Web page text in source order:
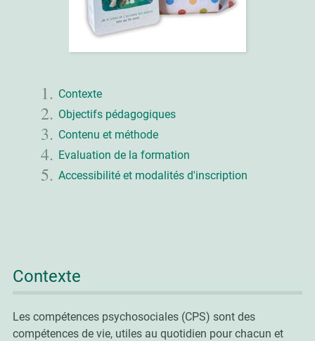
Contexte
Objectifs pédagogiques
Contenu et méthode
Evaluation de la formation
Accessibilité et modalités d'inscription
Contexte
Les compétences psychosociales (CPS) sont des
compétences de vie, utiles au quotidien pour chacun et